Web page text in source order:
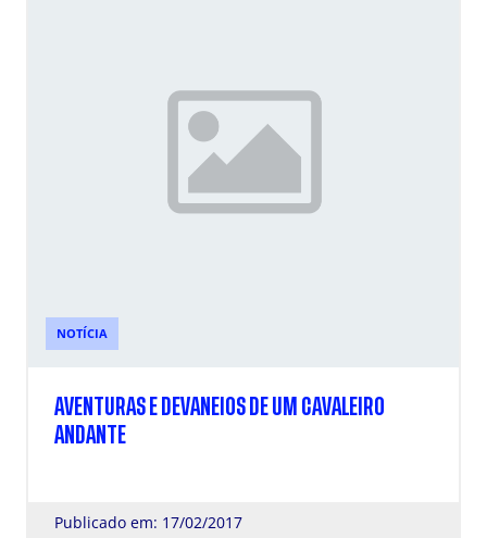
NOTÍCIA
AVENTURAS E DEVANEIOS DE UM CAVALEIRO
ANDANTE
Publicado em: 17/02/2017